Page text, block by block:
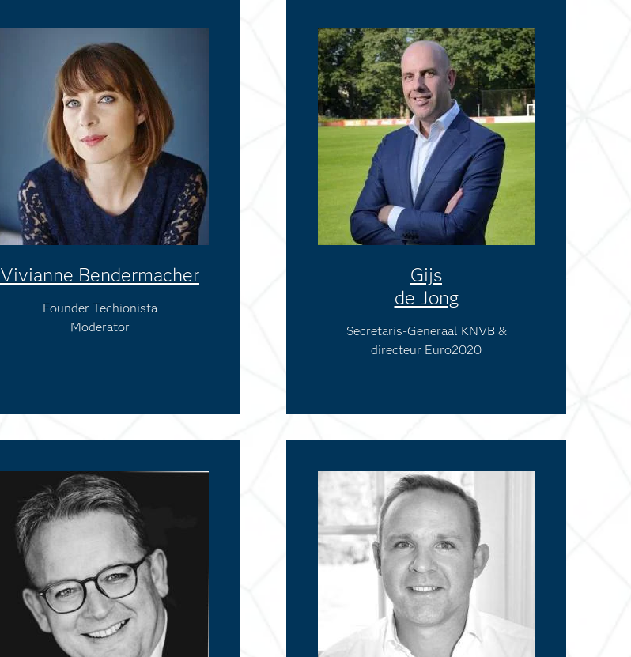
Vivianne Bendermacher
Founder Techionista
Moderator
Gijs
de Jong
Secretaris-Generaal KNVB &
directeur Euro2020